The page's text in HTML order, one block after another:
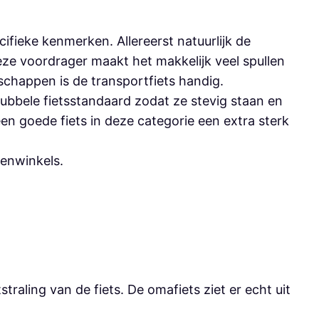
kenmerken. Allereerst natuurlijk de
voordrager maakt het makkelijk veel spullen
is de transportfiets handig.
fietsstandaard zodat ze stevig staan en
goede fiets in deze categorie een extra sterk
van de fiets. De omafiets ziet er echt uit